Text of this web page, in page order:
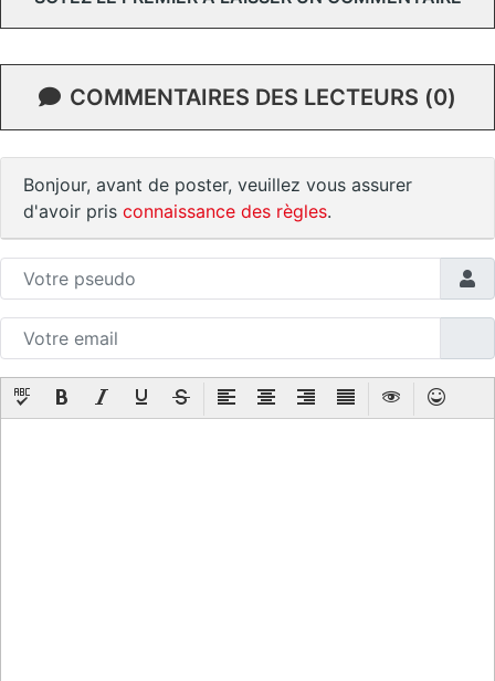
COMMENTAIRES DES LECTEURS (0)
Bonjour, avant de poster, veuillez vous assurer
d'avoir pris connaissance des règles.